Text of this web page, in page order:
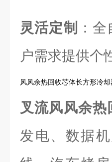
灵活定制
：
户需求提供个
风风余热回收芯体长方形冷
叉流风风余
发电、数据